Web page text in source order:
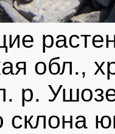
обл.,
р.
склона